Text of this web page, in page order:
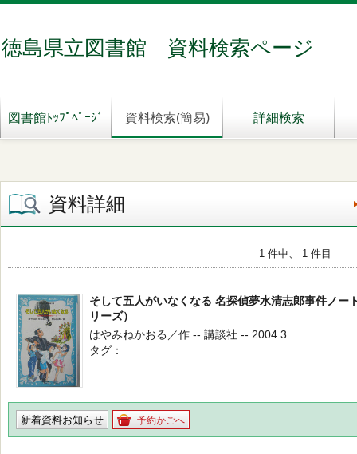
徳島県立図書館 資料検索ページ
図書館ﾄｯﾌﾟﾍﾟｰｼﾞ 資料検索(簡易) 詳細検索
資料詳細
1 件中、 1 件目
そして五人がいなくなる 名探偵夢水清志郎事件ノー
リーズ）
はやみねかおる／作 -- 講談社 -- 2004.3
タグ
新着資料お知らせ 予約かごへ